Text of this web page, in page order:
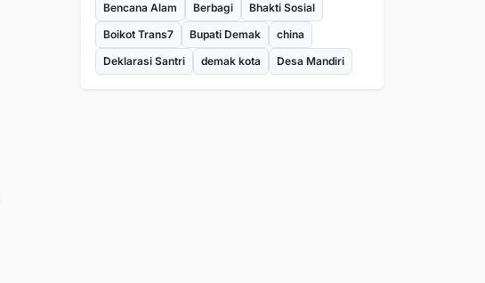
Bencana Alam
Berbagi
Bhakti Sosial
Boikot Trans7
Bupati Demak
china
Deklarasi Santri
demak kota Desa Mandiri